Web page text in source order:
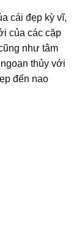
cái đẹp kỳ vĩ,
của các cặp
như tâm
thủy với
đến nao